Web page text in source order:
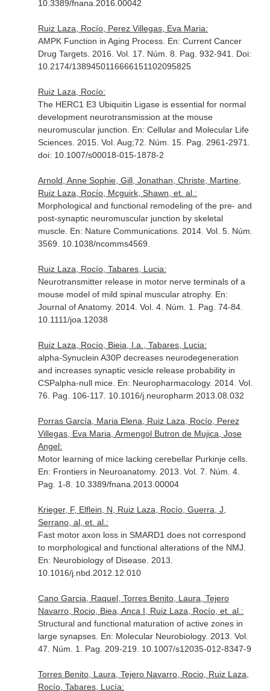
10.3389/fnana.2016.00042
Ruiz Laza, Rocío, Perez Villegas, Eva Maria:
AMPK Function in Aging Process. En: Current Cancer
Drug Targets. 2016. Vol. 17. Núm. 8. Pag. 932-941. Doi:
10.2174/1389450116666151102095825
Ruiz Laza, Rocío:
The HERC1 E3 Ubiquitin Ligase is essential for normal
development neurotransmission at the mouse
neuromuscular junction. En: Cellular and Molecular Life
Sciences. 2015. Vol. Aug;72. Núm. 15. Pag. 2961-2971.
doi: 10.1007/s00018-015-1878-2
Arnold, Anne Sophie, Gill, Jonathan, Christe, Martine,
Ruiz Laza, Rocío, Mcguirk, Shawn, et. al.:
Morphological and functional remodeling of the pre- and
post-synaptic neuromuscular junction by skeletal
muscle. En: Nature Communications. 2014. Vol. 5. Núm.
3569. 10.1038/ncomms4569.
Ruiz Laza, Rocío, Tabares, Lucia:
Neurotransmitter release in motor nerve terminals of a
mouse model of mild spinal muscular atrophy. En:
Journal of Anatomy. 2014. Vol. 4. Núm. 1. Pag. 74-84.
10.1111/joa.12038
Ruiz Laza, Rocío, Bieia, I.a., Tabares, Lucia:
alpha-Synuclein A30P decreases neurodegeneration
and increases synaptic vesicle release probability in
CSPalpha-null mice. En: Neuropharmacology. 2014. Vol.
76. Pag. 106-117. 10.1016/j.neuropharm.2013.08.032
Porras García, Maria Elena, Ruiz Laza, Rocío, Perez
Villegas, Eva Maria, Armengol Butron de Mujica, Jose
Angel:
Motor learning of mice lacking cerebellar Purkinje cells.
En: Frontiers in Neuroanatomy. 2013. Vol. 7. Núm. 4.
Pag. 1-8. 10.3389/fnana.2013.00004
Krieger, F, Elflein, N, Ruiz Laza, Rocío, Guerra, J,
Serrano, al, et. al.:
Fast motor axon loss in SMARD1 does not correspond
to morphological and functional alterations of the NMJ.
En: Neurobiology of Disease. 2013.
10.1016/j.nbd.2012.12.010
Cano Garcia, Raquel, Torres Benito, Laura, Tejero
Navarro, Rocio, Biea, Anca I, Ruiz Laza, Rocío, et. al.:
Structural and functional maturation of active zones in
large synapses. En: Molecular Neurobiology. 2013. Vol.
47. Núm. 1. Pag. 209-219. 10.1007/s12035-012-8347-9
Torres Benito, Laura, Tejero Navarro, Rocio, Ruiz Laza,
Rocío, Tabares, Lucía: